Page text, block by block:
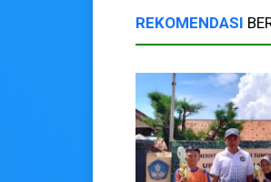
REKOMENDASI